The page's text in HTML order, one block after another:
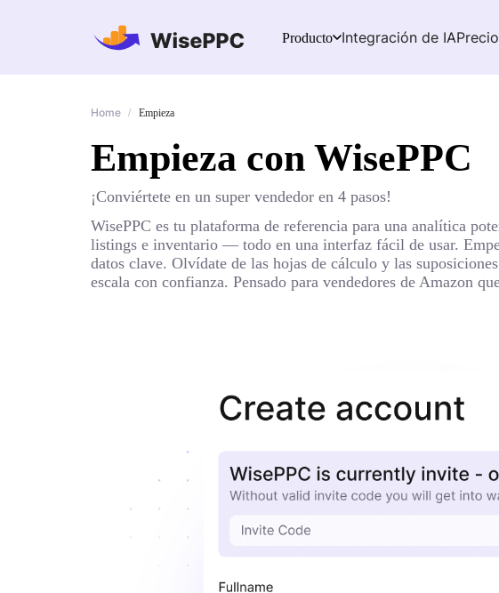
Producto Integración de IA
Home / Empieza
Empieza con WisePPC
¡Conviértete en un super vendedor en 4 pasos!
WisePPC es tu plataforma de referencia para una analítica
listings e inventario — todo en una interfaz fácil de usar.
datos clave. Olvídate de las hojas de cálculo y las
escala con confianza. Pensado para vendedores de Amazon